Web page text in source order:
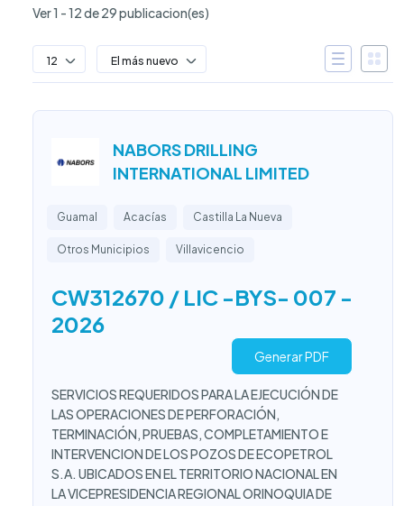
Ver 1 - 12 de 29 publicacion(es)
12 El más nuevo
NABORS DRILLING
INTERNATIONAL LIMITED
Guamal Acacías Castilla La Nueva
Otros Municipios Villavicencio
CW312670 / LIC -BYS- 007 -
2026
Generar PDF
SERVICIOS REQUERIDOS PARA LA EJECUCIÓN DE
LAS OPERACIONES DE PERFORACIÓN,
TERMINACIÓN, PRUEBAS, COMPLETAMIENTO E
INTERVENCION DE LOS POZOS DE ECOPETROL
S.A. UBICADOS EN EL TERRITORIO NACIONAL EN
LA VICEPRESIDENCIA REGIONAL ORINOQUIA DE